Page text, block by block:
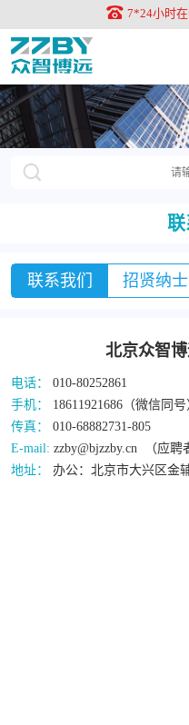
7*24小时在
联
联系我们 招贤纳士
北京众智
电话：
010-80252861
手机： 18611921686（微信同
传真：
010-68882731-805
E-mail: zzby@bjzzby.cn （应聘
地址：
办公：北京市大兴区金